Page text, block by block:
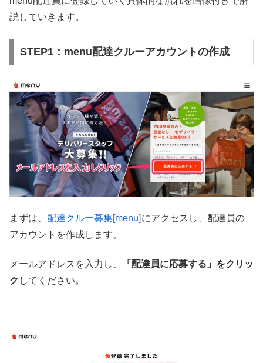
説していきます。
STEP1：menu配達クルーアカウントの作成
まずは、 配達クルー募集[menu] にアクセスし、配達員の
アカウントを作成します。
メールアドレスを入力し、
「配達員に応募する」をクリッ
ク してください。